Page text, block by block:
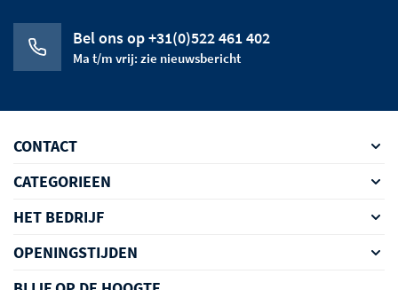
Bel ons op +31(0)522 461 402
Ma t/m vrij: zie nieuwsbericht
CONTACT
CATEGORIEEN
HET BEDRIJF
OPENINGSTIJDEN